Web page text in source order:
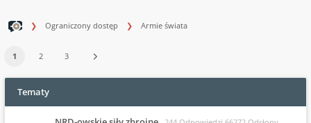
Ograniczony dostęp Armie świata
1 2 3
Tematy